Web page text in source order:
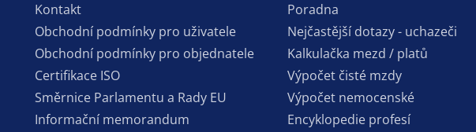
Kontakt
Obchodní podmínky pro uživatele
Obchodní podmínky pro objednatele
Certifikace ISO
Směrnice Parlamentu a Rady EU
Informační memorandum
Poradna
Nejčastější dotazy - uchazeči
Kalkulačka mezd / platů
Výpočet čisté mzdy
Výpočet nemocenské
Encyklopedie profesí